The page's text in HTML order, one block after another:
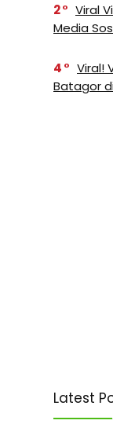
2
Viral
Media
4
Viral!
Batagor
Latest